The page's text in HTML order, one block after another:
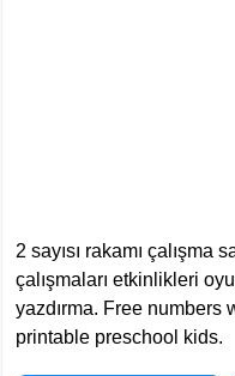
2 sayısı rakamı çalışma
çalışmaları etkinlikleri
yazdırma. Free numbers
printable preschool kids.